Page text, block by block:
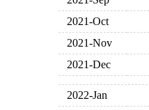
2021-Oct
2021-Nov
2021-Dec
2022-Jan